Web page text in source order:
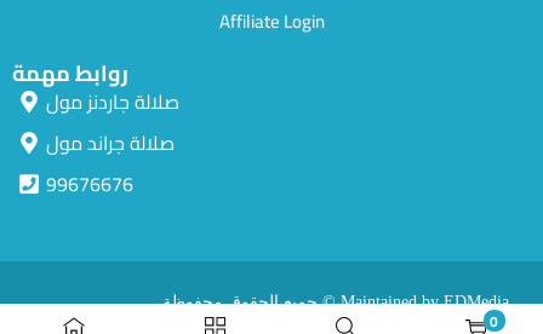
0
Affiliate Login
روابط مهمة
صلالة جاردنز مول
صلالة جراند مول
99676676
جميع الحقوق محفوظة © Maintained by EDMedia.